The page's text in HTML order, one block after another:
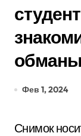
Фев 1, 2024
Снимок носит иллюстративный характер.